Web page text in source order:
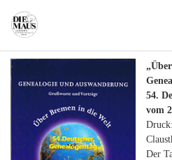
main
54.
vom
Der